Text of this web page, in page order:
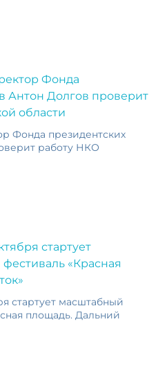
Фонда президентских
работу НКО
стартует масштабный
площадь. Дальний